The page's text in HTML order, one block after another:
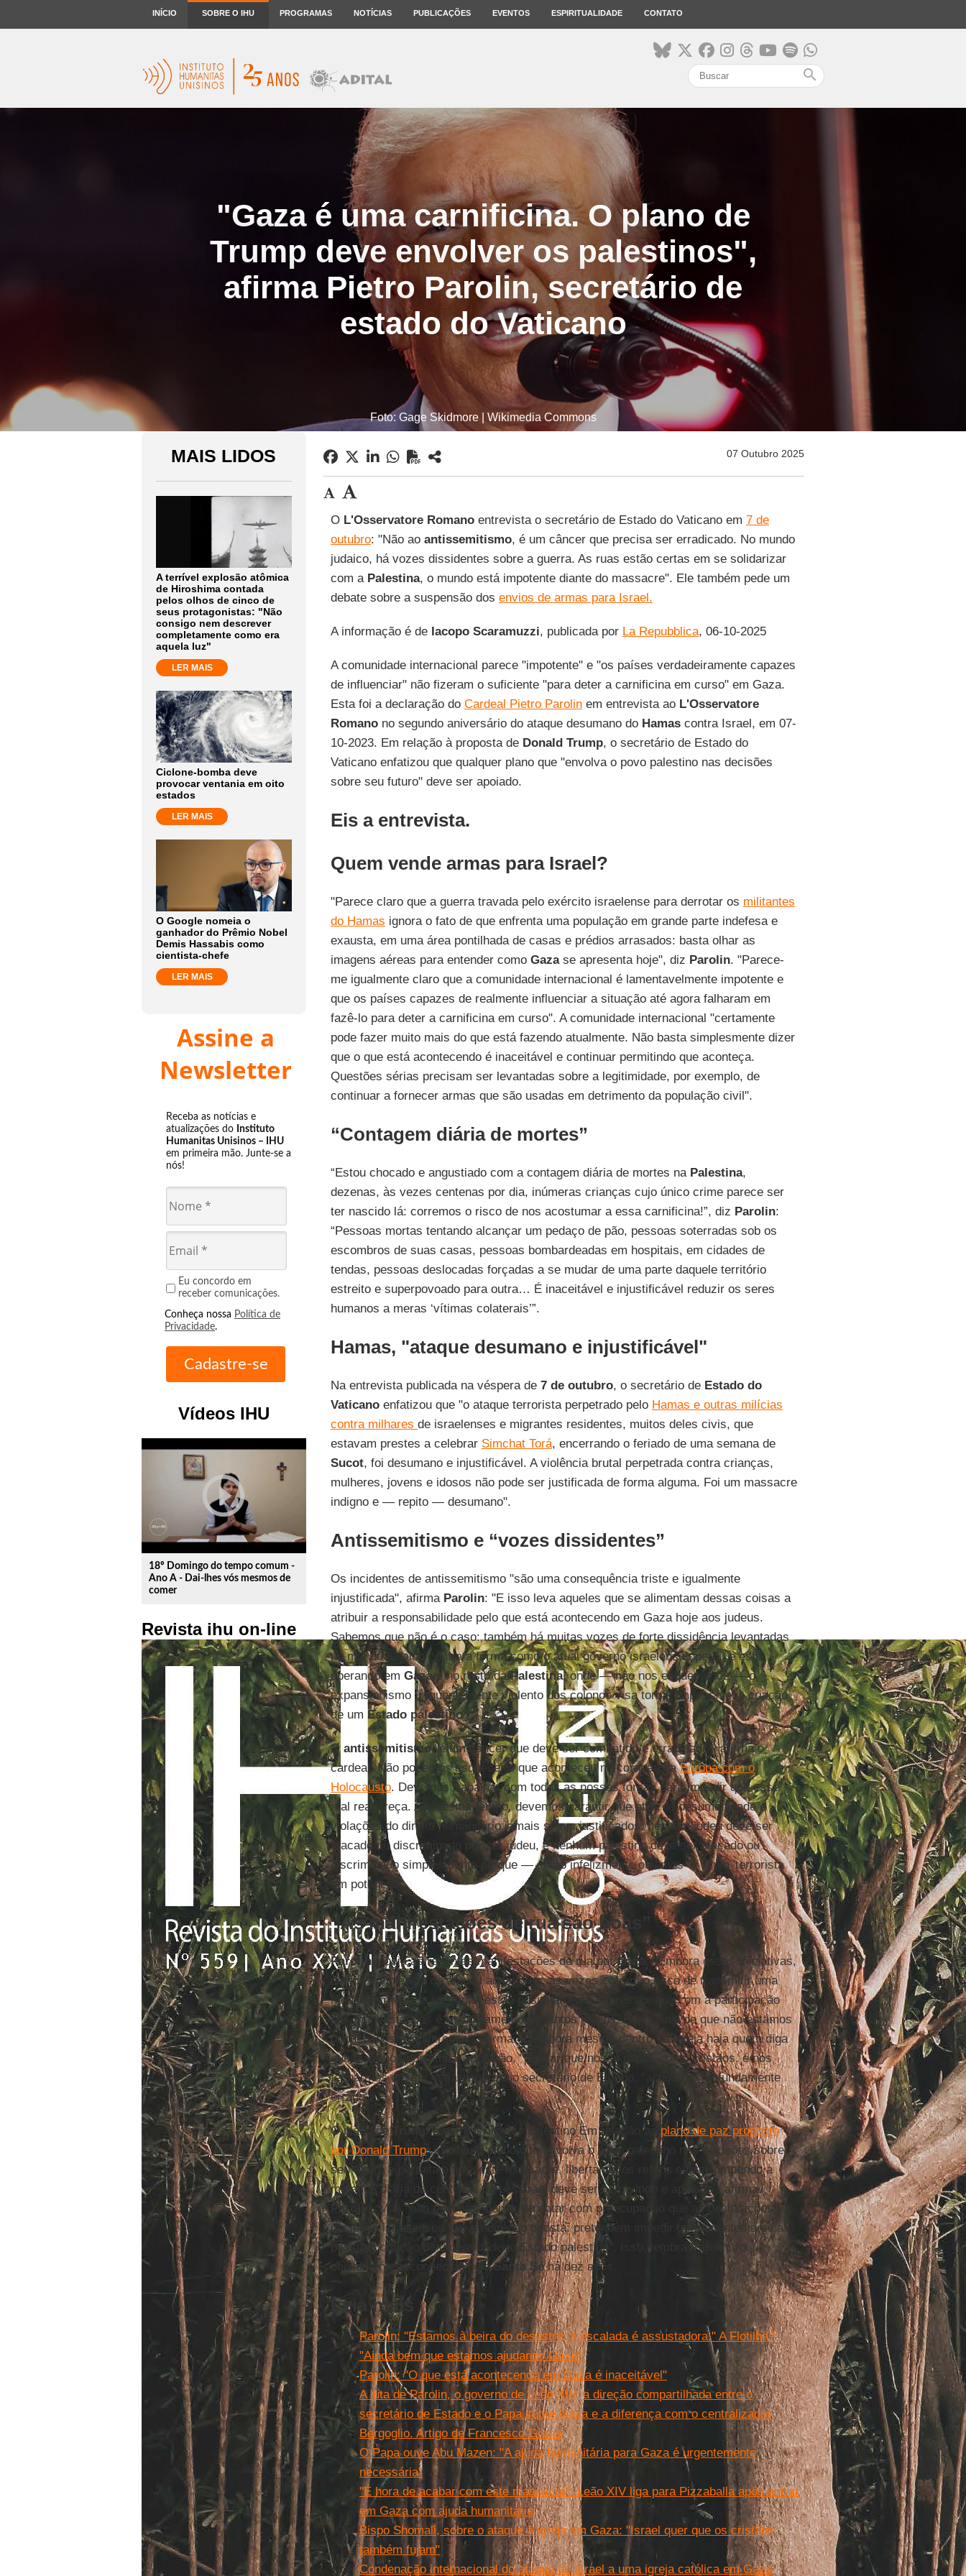
INÍCIO SOBRE O IHU PROGRAMAS NOTÍCIAS PUBLICAÇÕES EVENTOS ESPIRITUALIDADE CONTATO
search
"Gaza é uma carnificina. O plano de
Trump deve envolver os palestinos",
afirma Pietro Parolin, secretário de
estado do Vaticano
Foto: Gage Skidmore | Wikimedia Commons
MAIS LIDOS
A terrível explosão atômica
de Hiroshima contada
pelos olhos de cinco de
seus protagonistas: "Não
consigo nem descrever
completamente como era
aquela luz"
LER MAIS
Ciclone-bomba deve
provocar ventania em oito
estados
LER MAIS
O Google nomeia o
ganhador do Prêmio Nobel
Demis Hassabis como
cientista-chefe
LER MAIS
Assine a
Newsletter
Receba as notícias e
atualizações do Instituto
Humanitas Unisinos – IHU
em primeira mão. Junte-se a
nós!
Eu concordo em
receber comunicações.
Conheça nossa Política de
Privacidade.
Vídeos IHU
play_circle_outline
18º Domingo do tempo comum -
Ano A - Dai-lhes vós mesmos de
comer
Revista ihu on-line
07 Outubro 2025
OL'Osservatore Romanoentrevista o secretário de Estado do Vaticano em 7 de
outubro: "Não ao antissemitismo, é um câncer que precisa ser erradicado. No mundo
judaico, há vozes dissidentes sobre a guerra. As ruas estão certas em se solidarizar
com a Palestina, o mundo está impotente diante do massacre". Ele também pede um
debate sobre a suspensão dos envios de armas para Israel.
A informação é deIacopo Scaramuzzi, publicada por La Repubblica, 06-10-2025
A comunidade internacional parece "impotente" e "os países verdadeiramente capazes
de influenciar" não fizeram o suficiente "para deter a carnificina em curso" em Gaza.
Esta foi a declaração do Cardeal Pietro Parolinem entrevista ao L'Osservatore
Romanono segundo aniversário do ataque desumano do Hamascontra Israel, em 07-
10-2023. Em relação à proposta de Donald Trump, o secretário de Estado do
Vaticano enfatizou que qualquer plano que "envolva o povo palestino nas decisões
sobre seu futuro" deve ser apoiado.
Eis a entrevista.
Quem vende armas para Israel?
"Parece claro que a guerra travada pelo exército israelense para derrotar os militantes
do Hamas ignora o fato de que enfrenta uma população em grande parte indefesa e
exausta, em uma área pontilhada de casas e prédios arrasados: basta olhar as
imagens aéreas para entender como Gazase apresenta hoje", diz Parolin. "Parece-
me igualmente claro que a comunidade internacional é lamentavelmente impotente e
que os países capazes de realmente influenciar a situação até agora falharam em
fazê-lo para deter a carnificina em curso". A comunidade internacional "certamente
pode fazer muito mais do que está fazendo atualmente. Não basta simplesmente dizer
que o que está acontecendo é inaceitável e continuar permitindo que aconteça.
Questões sérias precisam ser levantadas sobre a legitimidade, por exemplo, de
continuar a fornecer armas que são usadas em detrimento da população civil".
“Contagem diária de mortes”
“Estou chocado e angustiado com a contagem diária de mortes na Palestina,
dezenas, às vezes centenas por dia, inúmeras crianças cujo único crime parece ser
ter nascido lá: corremos o risco de nos acostumar a essa carnificina!”, diz Parolin:
“Pessoas mortas tentando alcançar um pedaço de pão, pessoas soterradas sob os
escombros de suas casas, pessoas bombardeadas em hospitais, em cidades de
tendas, pessoas deslocadas forçadas a se mudar de uma parte daquele território
estreito e superpovoado para outra… É inaceitável e injustificável reduzir os seres
humanos a meras ‘vítimas colaterais’”.
Hamas, "ataque desumano e injustificável"
Na entrevista publicada na véspera de 7 de outubro, o secretário deEstado do
Vaticanoenfatizou que "o ataque terrorista perpetrado pelo Hamas e outras milícias
contra milhares de israelenses e migrantes residentes, muitos deles civis, que
estavam prestes a celebrar Simchat Torá, encerrando o feriado de uma semana de
Sucot, foi desumano e injustificável. A violência brutal perpetrada contra crianças,
mulheres, jovens e idosos não pode ser justificada de forma alguma. Foi um massacre
indigno e — repito — desumano".
Antissemitismo e “vozes dissidentes”
Os incidentes de antissemitismo "são uma consequência triste e igualmente
injustificada", afirma Parolin: "E isso leva aqueles que se alimentam dessas coisas a
atribuir a responsabilidade pelo que está acontecendo em Gaza hoje aos judeus.
Sabemos que não é o caso: também há muitas vozes de forte dissidência levantadas
no mundo judaico contra a forma como o atual governo israelense operou e está
operando em Gazae no resto daPalestina, onde — não nos esqueçamos — o
expansionismo frequentemente violento dos colonos visa tornar impossível a criação
de um Estado palestino".
O antissemitismo"é um câncer que deve ser combatido e erradicado", afirma o
cardeal. Não podemos esquecer o que aconteceu no coração daEuropa com o
Holocausto. Devemos trabalhar com todas as nossas forças para impedir que esse
mal reapareça. Ao mesmo tempo, devemos garantir que atos de desumanidade e
violações do direito humanitário jamais sejam justificados: nenhum judeu deve ser
atacado ou discriminado por ser judeu, e nenhum palestino deve ser atacado ou
discriminado simplesmente porque — como infelizmente ouvimos — é um 'terrorista
em potencial'.
“As manifestações de rua são boas”
Parolinelogia as recentes manifestações de rua porGaza : "Embora essas iniciativas,
devido à violência de alguns agitadores, às vezes corram o risco de transmitir uma
mensagem errada na mídia, estou positivamente impressionado com a participação
nas manifestações e o engajamento de tantos jovens. É um sinal de que não estamos
condenados à indiferença", afirma. E embora mesmo dentro da Igreja haja quem diga
que devemos nos limitar à oração, "pensar que nosso papel, como cristãos, é nos
fecharmos em sacristias", afirma o secretário de Estado, "acho isso profundamente
errado".
O plano deTrumpe o envolvimento palestino Em relação aoplano de paz proposto
por Donald Trump, "qualquer plano que envolva o povo palestino nas decisões sobre
seu futuro e permita o fim deste massacre, libertando os reféns e interrompendo a
matança diária de centenas de pessoas, deve ser bem-vindo e apoiado", afirma
Parolin . Mas "não podemos deixar de notar com preocupação que as declarações e
decisões israelenses vão na direção oposta: pretendem impedir permanentemente a
possível criação de um verdadeiro Estado palestino". Isso, lembra Parolin, foi
oficialmente reconhecido pelaSanta Séhá dez anos.
Leia mais
Parolin: "Estamos à beira do desastre; a escalada é assustadora." A Flotilha?
"Ainda bem que estamos ajudando Gaza"
Parolin: "O que está acontecendo em Gaza é inaceitável"
A luta de Parolin, o governo de Leão XIV: a direção compartilhada entre o
secretário de Estado e o Papa sobre Gaza e a diferença com o centralizador
Bergoglio. Artigo de Francesco Grana
O Papa ouve Abu Mazen: "A ajuda humanitária para Gaza é urgentemente
necessária"
"É hora de acabar com este massacre": Leão XIV liga para Pizzaballa após entrar
em Gaza com ajuda humanitária
Bispo Shomali, sobre o ataque à igreja em Gaza: "Israel quer que os cristãos
também fujam"
Condenação internacional do ataque de Israel a uma igreja católica em Gaza